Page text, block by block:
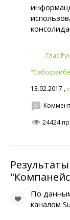
Глас
13.02.2017 ,
24424
По
каналом